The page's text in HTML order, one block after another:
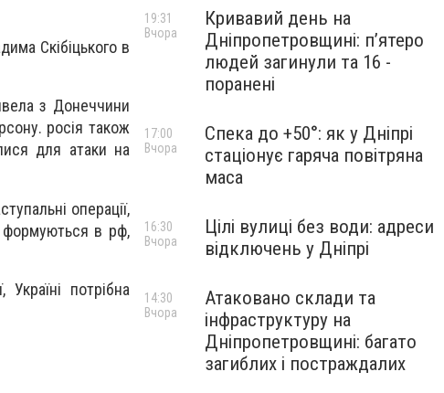
Скібіцького в
з Донеччини
росія також
для атаки на
операції,
формуються в рф,
потрібна
Кривавий день на
Дніпропетровщині: п’ятеро
людей загинули та 16 -
поранені
19:31
Вчора
Спека до +50°: як у Дніпрі
стаціонує гаряча повітряна
маса
17:00
Вчора
Цілі вулиці без води: адреси
відключень у Дніпрі
16:30
Вчора
Атаковано склади та
інфраструктуру на
Дніпропетровщині: багато
загиблих і постраждалих
14:30
Вчора